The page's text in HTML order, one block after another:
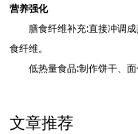
营养强化
膳食纤维补充:直接冲调
食纤维。
低热量食品:制作饼干、
文章推荐